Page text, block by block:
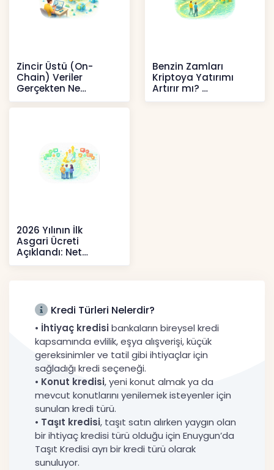
Zincir Üstü (On-
Chain) Veriler
Gerçekten Ne
Anlatır?
Benzin Zamları
Kriptoya Yatırımı
Artırır mı?
Kripto
2026 Yılının İlk
Asgari Ücreti
Açıklandı: Net
52.738 TL, Ek Destek
Kredi Türleri Nelerdir?
• İhtiyaç kredisibankaların bireysel kredi
kapsamında evlilik, eşya alışverişi, küçük
gereksinimler ve tatil gibi ihtiyaçlar için
sağladığı kredi seçeneği.
• Konut kredisi, yeni konut almak ya da
mevcut konutlarını yenilemek isteyenler için
sunulan kredi türü.
• Taşıt kredisi, taşıt satın alırken yaygın olan
bir ihtiyaç kredisi türü olduğu için Enuygun’da
Taşıt Kredisi ayrı bir kredi türü olarak
sunuluyor.